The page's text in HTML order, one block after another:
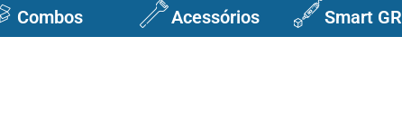
Combos Acessórios Smart GR